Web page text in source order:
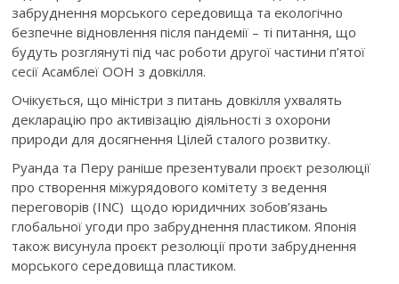
забруднення морського середовища та екологічно
безпечне відновлення після пандемії – ті питання, що
будуть розглянуті під час роботи другої частини п’ятої
сесії Асамблеї ООН з довкілля.
Очікується, що міністри з питань довкілля ухвалять
декларацію про активізацію діяльності з охорони
природи для досягнення Цілей сталого розвитку.
Руанда та Перу раніше презентували проєкт резолюції
про створення міжурядового комітету з ведення
переговорів (INC) щодо юридичних зобов’язань
глобальної угоди про забруднення пластиком. Японія
також висунула проєкт резолюції проти забруднення
морського середовища пластиком.